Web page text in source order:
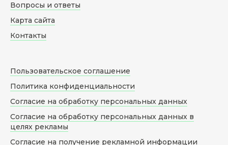
Вопросы и ответы
Карта сайта
Контакты
Пользовательское соглашение
Политика конфиденциальности
Согласие на обработку персональных данных
Согласие на обработку персональных данных в
целях рекламы
Согласие на получение рекламной информации